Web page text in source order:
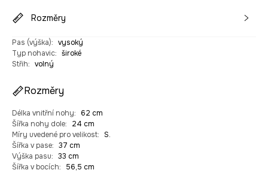
Rozměry
Pas (výška): vysoký
Typ nohavic: široké
Střih: volný
Rozměry
Délka vnitřní nohy:
62 cm
Šířka nohy dole:
24 cm
Míry uvedené pro velikost: S.
Šířka v pase: 37 cm
Výška pasu: 33 cm
Šířka v bocích: 56,5 cm